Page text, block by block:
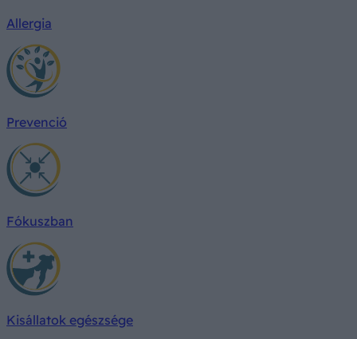
Allergia
Prevenció
Fókuszban
Kisállatok egészsége